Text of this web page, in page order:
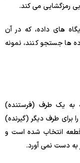
رمزگشایی می کند.
های داده، که در آن
ها جستجو کنند، نمونه
به یک طرف (فرستنده)
برای طرف دیگر (گیرنده)
انتخاب شده است و
به دست نمی آورد.